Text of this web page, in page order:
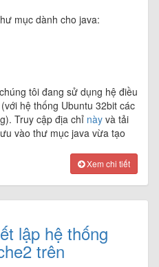
mục dành cho java:
tôi đang sử dụng hệ điều
hệ thống Ubuntu 32bit các
Truy cập địa chỉ này và tải
vào thư mục java vừa tạo
Xem chi tiết
lập hệ thống
trên